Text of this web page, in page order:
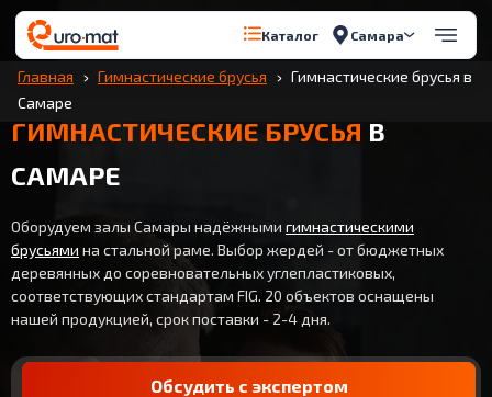
Каталог Самара
Главная Гимнастические брусья
Гимнастические брусья в
Самаре
ГИМНАСТИЧЕСКИЕ БРУСЬЯ В
САМАРЕ
Оборудуем залы Самары надёжными гимнастическими
брусьями на стальной раме. Выбор жердей - от бюджетных
деревянных до соревновательных углепластиковых,
соответствующих стандартам FIG. 20 объектов оснащены
нашей продукцией, срок поставки - 2-4 дня.
Обсудить с экспертом